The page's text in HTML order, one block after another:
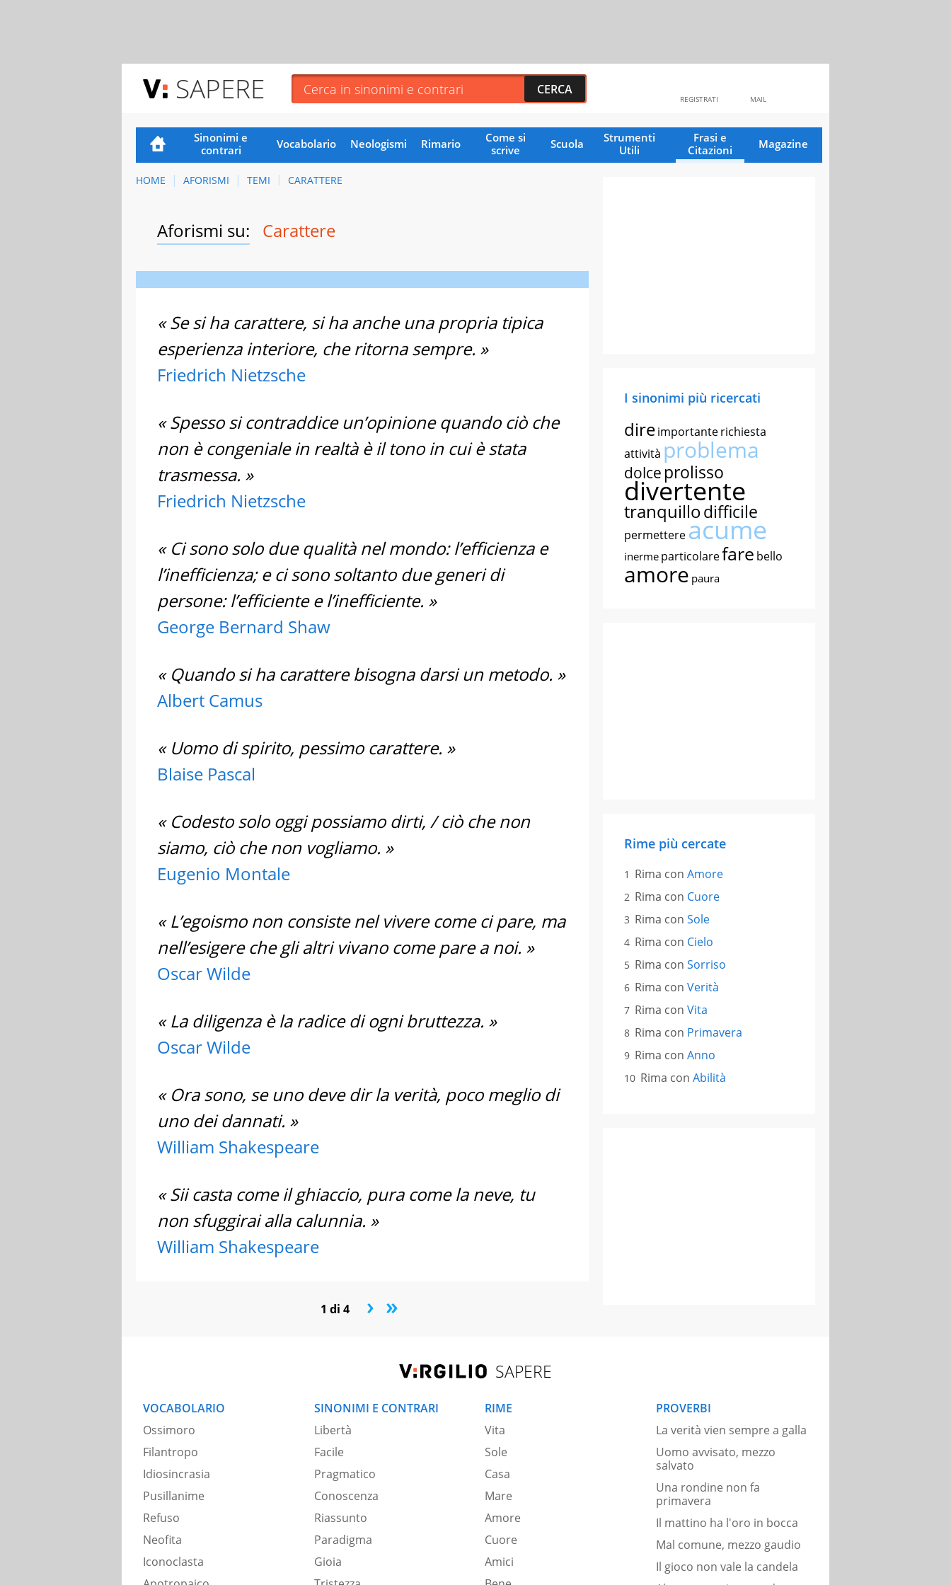
SAPERE MAIL
REGISTRATI
Sinonimi e
contrari
Vocabolario Neologismi Rimario
Come si
scrive
Scuola
Strumenti
Utili
Frasi e
Citazioni
Magazine
HOME AFORISMI TEMI CARATTERE
Aforismi su: Carattere
« Se si ha carattere, si ha anche una propria tipica
esperienza interiore, che ritorna sempre. »
Friedrich Nietzsche
« Spesso si contraddice un’opinione quando ciò che
non è congeniale in realtà è il tono in cui è stata
trasmessa. »
Friedrich Nietzsche
« Ci sono solo due qualità nel mondo: l’efficienza e
l’inefficienza; e ci sono soltanto due generi di
persone: l’efficiente e l’inefficiente. »
George Bernard Shaw
« Quando si ha carattere bisogna darsi un metodo. »
Albert Camus
« Uomo di spirito, pessimo carattere. »
Blaise Pascal
« Codesto solo oggi possiamo dirti, / ciò che non
siamo, ciò che non vogliamo. »
Eugenio Montale
« L’egoismo non consiste nel vivere come ci pare, ma
nell’esigere che gli altri vivano come pare a noi. »
Oscar Wilde
« La diligenza è la radice di ogni bruttezza. »
Oscar Wilde
« Ora sono, se uno deve dir la verità, poco meglio di
uno dei dannati. »
William Shakespeare
« Sii casta come il ghiaccio, pura come la neve, tu
non sfuggirai alla calunnia. »
William Shakespeare
1 di 4 › »
I sinonimi più ricercati
direimportanterichiesta
attività problema
dolce prolisso
divertente
tranquillodifficile
permettereacume
inerme particolarefare bello
amore paura
Rime più cercate
Rima con Amore
Rima con Cuore
Rima con Sole
Rima con Cielo
Rima con Sorriso
Rima con Verità
Rima con Vita
Rima con Primavera
Rima con Anno
Rima con Abilità
SAPERE
VOCABOLARIO
Ossimoro
Filantropo
Idiosincrasia
Pusillanime
Refuso
Neofita
Iconoclasta
SINONIMI E CONTRARI
Libertà
Facile
Pragmatico
Conoscenza
Riassunto
Paradigma
Gioia
RIME
Vita
Sole
Casa
Mare
Amore
Cuore
Amici
PROVERBI
La verità vien sempre a galla
Uomo avvisato, mezzo
salvato
Una rondine non fa
primavera
Il mattino ha l'oro in bocca
Mal comune, mezzo gaudio
Il gioco non vale la candela